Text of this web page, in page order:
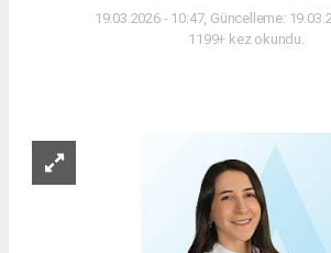
19.03.2026 - 10:47, Güncelleme:
1199+ kez okundu.